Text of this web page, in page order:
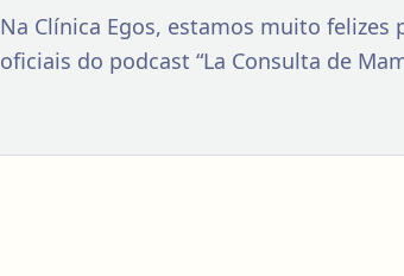
Na Clínica Egos, estamos muito
oficiais do podcast “La Consulta de